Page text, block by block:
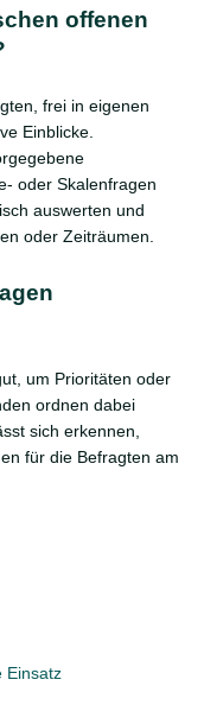
Einsatz
offenen
frei in eigenen
Einblicke.
oder Skalenfragen
auswerten und
oder Zeiträumen.
um Prioritäten oder
ordnen dabei
sich erkennen,
für die Befragten am